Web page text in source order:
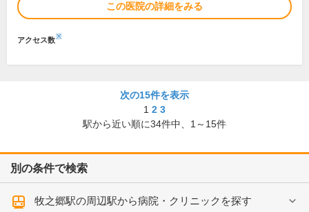
この医院の詳細をみる
アクセス数※
次の15件を表示
1 2 3
駅から近い順に34件中、 1～15件
別の条件で検索
牧之郷駅の周辺駅から病院・クリニックを探す